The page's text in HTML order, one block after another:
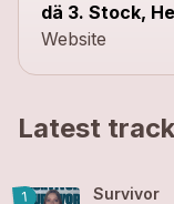
dä 3. Stock,
Website
Latest
1 Survivor